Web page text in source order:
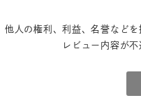
他人の権利、利益、名誉など
レビュー内容が